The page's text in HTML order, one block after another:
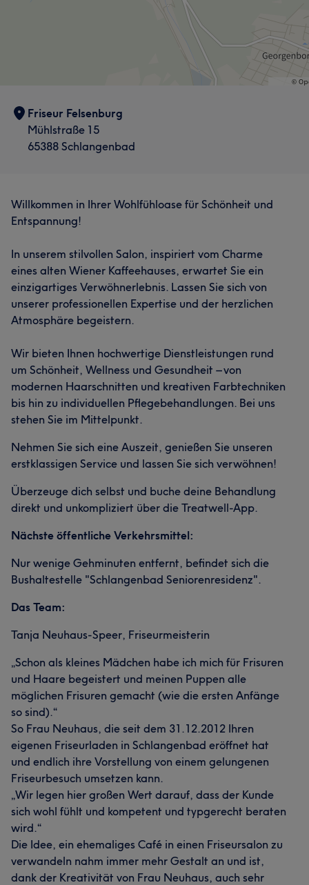
Friseur Felsenburg
Mühlstraße 15
65388 Schlangenbad
Willkommen in Ihrer Wohlfühloase für Schönheit und
Entspannung!
In unserem stilvollen Salon, inspiriert vom Charme
eines alten Wiener Kaffeehauses, erwartet Sie ein
einzigartiges Verwöhnerlebnis. Lassen Sie sich von
unserer professionellen Expertise und der herzlichen
Atmosphäre begeistern.
Wir bieten Ihnen hochwertige Dienstleistungen rund
um Schönheit, Wellness und Gesundheit – von
modernen Haarschnitten und kreativen Farbtechniken
bis hin zu individuellen Pflegebehandlungen. Bei uns
stehen Sie im Mittelpunkt.
Nehmen Sie sich eine Auszeit, genießen Sie unseren
erstklassigen Service und lassen Sie sich verwöhnen!
Überzeuge dich selbst und buche deine Behandlung
direkt und unkompliziert über die Treatwell-App.
Nächste öffentliche Verkehrsmittel:
Nur wenige Gehminuten entfernt, befindet sich die
Bushaltestelle "Schlangenbad Seniorenresidenz".
Das Team:
Tanja Neuhaus-Speer, Friseurmeisterin
„Schon als kleines Mädchen habe ich mich für Frisuren
und Haare begeistert und meinen Puppen alle
möglichen Frisuren gemacht (wie die ersten Anfänge
so sind).“
So Frau Neuhaus, die seit dem 31.12.2012 Ihren
eigenen Friseurladen in Schlangenbad eröffnet hat
und endlich ihre Vorstellung von einem gelungenen
Friseurbesuch umsetzen kann.
„Wir legen hier großen Wert darauf, dass der Kunde
sich wohl fühlt und kompetent und typgerecht beraten
wird.“
Die Idee, ein ehemaliges Café in einen Friseursalon zu
verwandeln nahm immer mehr Gestalt an und ist,
dank der Kreativität von Frau Neuhaus, auch sehr